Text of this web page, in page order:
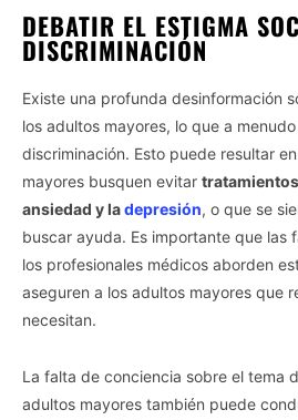
DEBATIR EL ESTIGMA
DISCRIMINACIÓN
Existe una profunda desinformación
los adultos mayores, lo que a
discriminación. Esto puede resultar
mayores busquen evitar
ansiedad y ladepresión, o que se
buscar ayuda. Es importante que las
los profesionales médicos aborden
aseguren a los adultos mayores que
necesitan.
La falta de conciencia sobre el tema
adultos mayores también puede